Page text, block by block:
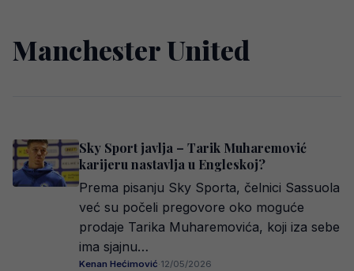
Manchester United
Sky Sport javlja – Tarik Muharemović
karijeru nastavlja u Engleskoj?
Prema pisanju Sky Sporta, čelnici Sassuola
već su počeli pregovore oko moguće
prodaje Tarika Muharemovića, koji iza sebe
ima sjajnu…
Kenan Hećimović·12/05/2026